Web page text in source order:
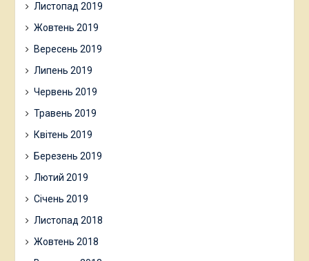
Листопад 2019
Жовтень 2019
Вересень 2019
Липень 2019
Червень 2019
Травень 2019
Квітень 2019
Березень 2019
Лютий 2019
Січень 2019
Листопад 2018
Жовтень 2018